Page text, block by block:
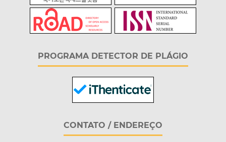
PROGRAMA DETECTOR DE PLÁGIO
CONTATO / ENDEREÇO